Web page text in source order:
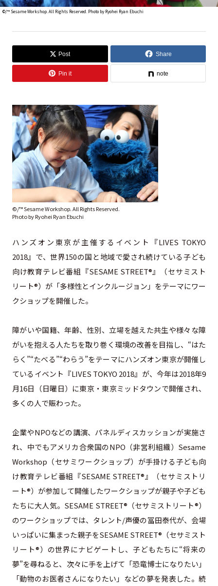
©/™ Sesame Workshop. All Rights Reserved. Photo by Ryohei Ryan Ebuchi
Post Share
Pin it note
©/™ Sesame Workshop. All Rights Reserved.
Photo by Ryohei Ryan Ebuchi
ハンズオン東京が主催するイベント『LIVES TOKYO
2018』で、世界150の国と地域で愛され続けている子ども
向け教育テレビ番組『SESAME STREET®』（セサミスト
リート®）が「多様性とインクルージョン」をテーマにワー
クショップを開催した。
障がいや国籍、年齢、性別、立場を越えた共生や様々な障
がいを抱える人たちを取り巻く環境の改善を目指し、“はた
らく”“たべる”“わらう”をテーマにハンズオン東京が開催し
ているイベント『LIVES TOKYO 2018』が、今年は2018年9
月16日（日曜日）に東京・東京ミッドタウンで開催され、
多くの人で賑わった。
企業やNPOなどの講演、パネルディスカッションが実施さ
れ、 中でもアメリカ合衆国のNPO（非営利組織）Sesame
Workshop（セサミワークショップ）が手掛ける子ども向
け教育テレビ番組『SESAME STREET®』（セサミストリ
ート®）が参加して開催したワークショップが親子や子ども
たちに大人気。 SESAME STREET®（セサミストリート®）
のワークショップでは、タレント/声優の冨田泰代が、会場
いっぱいに集まった親子をSESAME STREET®（セサミスト
リート®）の世界にナビゲートし、子どもたちに“将来の
夢”を尋ねると、次々に手を上げて「恐竜博士になりたい」
「動物のお医者さんになりたい」などの夢を発表した。続